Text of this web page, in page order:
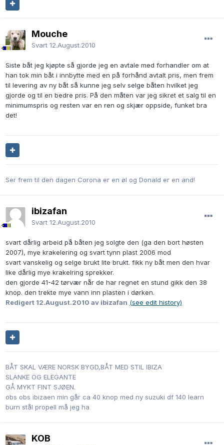
Mouche
Svart 12.August.2010
Siste båt jeg kjøpte så gjorde jeg en avtale med forhandler om at
han tok min båt i innbytte med en på forhånd avtalt pris, men frem
til levering av ny båt så kunne jeg selv selge båten hvilket jeg
gjorde og til en bedre pris. På den måten var jeg sikret et salg til en
minimumspris og resten var en ren og skjær oppside, funket bra
det!
Ser frem til den dagen Corona er en øl og Donald er en and!
ibizafan
Svart 12.August.2010
svart dårlig arbeid på båten jeg solgte den (ga den bort høsten
2007), mye krakelering og svart tynn plast 2006 mod
svart vanskelig og selge brukt lite brukt. fikk ny båt men den hvar
like dårlig mye krakelring sprekker.
den gjorde 41-42 tørvær når de har regnet en stund gikk den 38
knop. den trekte mye vann inn plasten i dørken.
Redigert 12.August.2010 av ibizafan (see edit history)
BÅT SKAL VÆRE NORSK BYGD,BÅT MED STIL IBIZA
SLANKE OG ELEGANTE
GÅ MYKT FINT SJØEN.
obs obs ibizaen min går ca 40 knop med ny suzuki df 140 learn
burn stål propell må jeg ha
KOB